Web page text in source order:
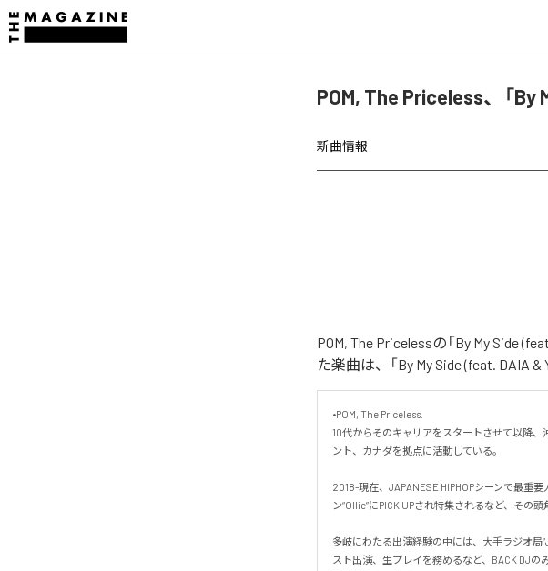
POM, The Priceless、「
新曲情報
POM, The Pricelessの「By My Side
た楽曲は、「By My Side (feat. DAIA
•POM, The Priceless.
10代からそのキャリアをスタートさせて以降
ント、カナダを拠点に活動している。
2018-現在、JAPANESE HIPHOPシーンで最重
ン“Ollie”にPICK UPされ特集されるなど、その頭
多岐にわたる出演経験の中には、大手ラジオ局
スト出演、生プレイを務めるなど、BACK DJの